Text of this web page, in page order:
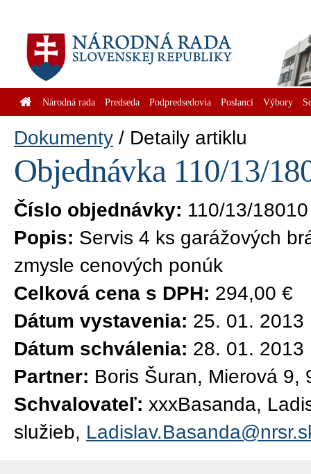
Národná rada Predseda Podpredsedovia Poslanci Výbory
Dokumenty Detaily artiklu
Objednávka 110/13/
Číslo objednávky: 110/13/18010
Popis: Servis 4 ks garážových
zmysle cenových ponúk
Celková cena s DPH: 294,00 €
Dátum vystavenia: 25. 01. 2013
Dátum schválenia: 28. 01. 2013
Partner: Boris Šuran, Mierová 9,
Schvalovateľ: xxxBasanda,
služieb,